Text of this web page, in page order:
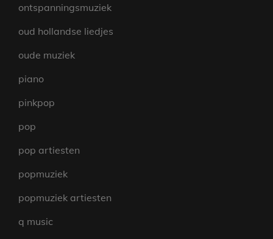
ontspanningsmuziek
oud hollandse liedjes
oude muziek
piano
pinkpop
pop
pop artiesten
popmuziek
popmuziek artiesten
q music